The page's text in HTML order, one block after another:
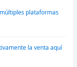
plataformas
la venta aquí